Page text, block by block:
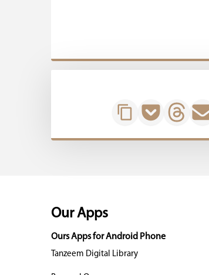
Our Apps
Ours Apps for Android Phone
Tanzeem Digital Library